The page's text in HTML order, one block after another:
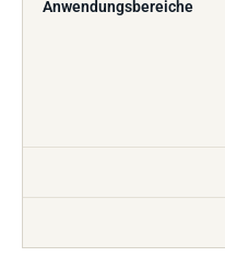
Anwendungsbereiche